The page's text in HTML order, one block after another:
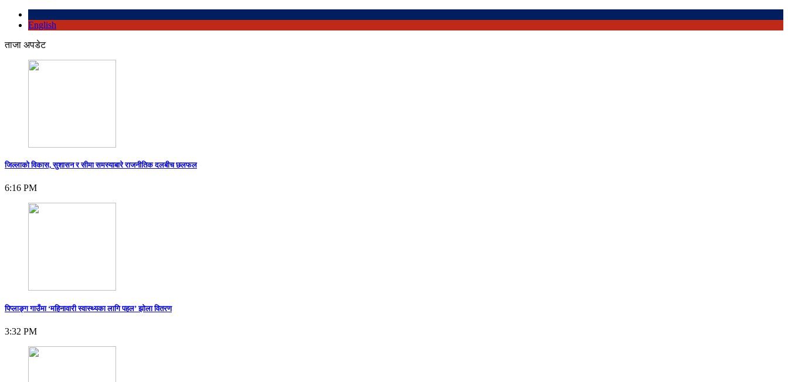
English
ताजा अपडेट
जिल्लाको विकास, सुशासन र सीमा समस्याबारे राजनीतिक दलबीच छलफल
6:16 PM
पिप्लाङ्ग गाउँमा ‘महिनावारी स्वास्थ्यका लागि पहल’ झोला वितरण
3:32 PM